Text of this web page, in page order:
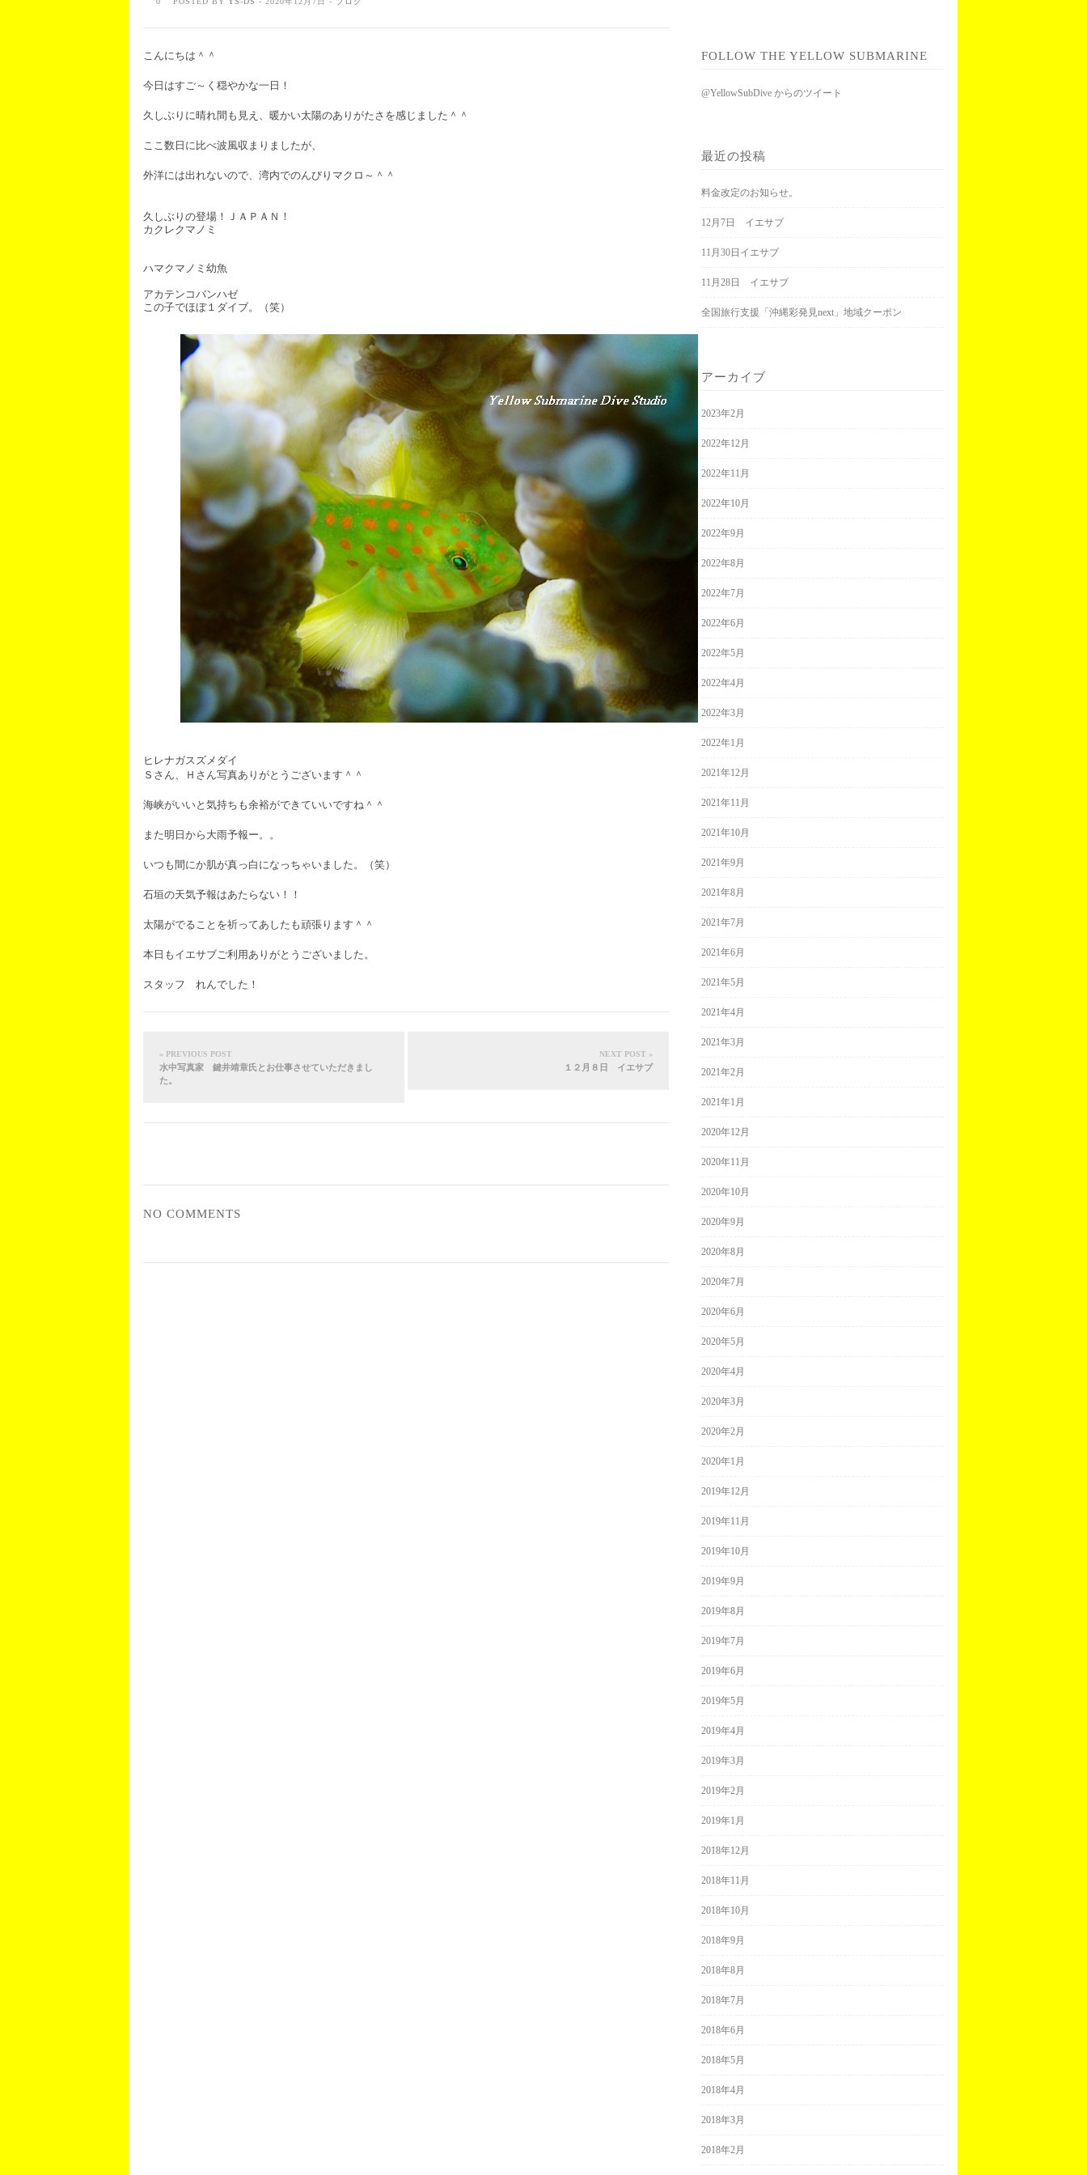
こんにちは＾＾
今日はすご～く穏やかな一日！
久しぶりに晴れ間も見え、暖かい太陽のありがたさを感じました＾＾
ここ数日に比べ波風収まりましたが、
外洋には出れないので、湾内でのんびりマクロ～＾＾
久しぶりの登場！ＪＡＰＡＮ！
カクレクマノミ
ハマクマノミ幼魚
アカテンコバンハゼ
この子でほぼ１ダイブ。（笑）
ヒレナガスズメダイ
Ｓさん、Ｈさん写真ありがとうございます＾＾
海峡がいいと気持ちも余裕ができていいですね＾＾
また明日から大雨予報ー。。
いつも間にか肌が真っ白になっちゃいました。（笑）
石垣の天気予報はあたらない！！
太陽がでることを祈ってあしたも頑張ります＾＾
本日もイエサブご利用ありがとうございました。
スタッフ れんでした！
« PREVIOUS POST
水中写真家 鍵井靖章氏とお仕事させていただきまし
た。
NEXT POST »
１２月８日 イエサブ
NO COMMENTS
FOLLOW THE YELLOW SUBMARINE
@YellowSubDive からのツイート
最近の投稿
料金改定のお知らせ。
12月7日 イエサブ
11月30日イエサブ
11月28日 イエサブ
全国旅行支援「沖縄彩発見next」地域クーポン
アーカイブ
2023年2月
2022年12月
2022年11月
2022年10月
2022年9月
2022年8月
2022年7月
2022年6月
2022年5月
2022年4月
2022年3月
2022年1月
2021年12月
2021年11月
2021年10月
2021年9月
2021年8月
2021年7月
2021年6月
2021年5月
2021年4月
2021年3月
2021年2月
2021年1月
2020年12月
2020年11月
2020年10月
2020年9月
2020年8月
2020年7月
2020年6月
2020年5月
2020年4月
2020年3月
2020年2月
2020年1月
2019年12月
2019年11月
2019年10月
2019年9月
2019年8月
2019年7月
2019年6月
2019年5月
2019年4月
2019年3月
2019年2月
2019年1月
2018年12月
2018年11月
2018年10月
2018年9月
2018年8月
2018年7月
2018年6月
2018年5月
2018年4月
2018年3月
2018年2月